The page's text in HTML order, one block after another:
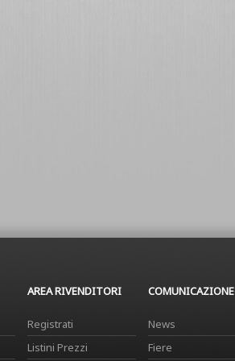
AREA RIVENDITORI
Registrati
Listini Prezzi
COMUNICAZIONE
News
Fiere